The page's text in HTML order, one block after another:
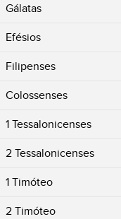
Gálatas
Efésios
Filipenses
Colossenses
1 Tessalonicenses
2 Tessalonicenses
1 Timóteo
2 Timóteo